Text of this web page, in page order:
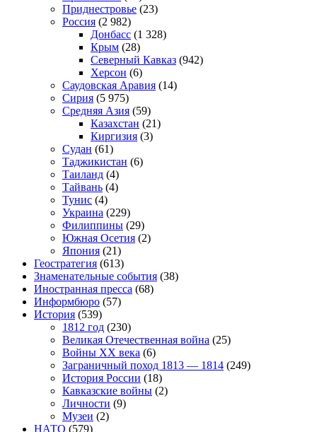
Приднестровье (23)
Россия (2 982)
Донбасс (1 328)
Крым (28)
Северный Кавказ (942)
Херсон (6)
Саудовская Аравия (14)
Сирия (5 975)
Средняя Азия (59)
Казахстан (21)
Киргизия (3)
Судан (61)
Таджикистан (6)
Таиланд (4)
Тайвань (4)
Тунис (4)
Украина (229)
Филиппины (29)
Южная Осетия (2)
Япония (21)
Геостратегия (613)
Знаменательные события (38)
Иностранная пресса (68)
Информбюро (57)
История (539)
1812 год (230)
Великая Отечественная война (25)
Войны XX века (6)
Заграничный поход 1813 — 1814 (249)
История России (18)
Кавказские войны (2)
Личности (9)
Музеи (2)
НАТО (579)